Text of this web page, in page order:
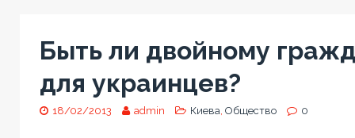
Быть ли двойному
для украинцев?
18/02/2013 admin Киева Общество 0